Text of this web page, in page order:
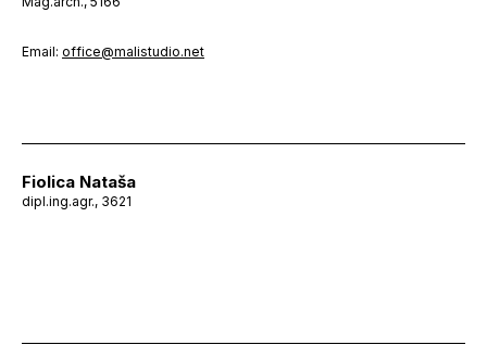
Email: office@malistudio.net
Fiolica Nataša
dipl.ing.agr., 3621